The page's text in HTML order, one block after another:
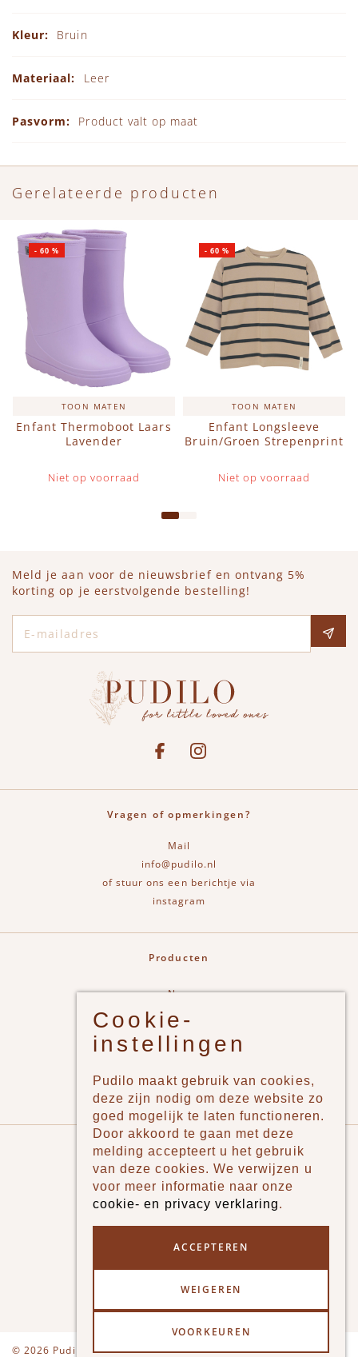
Bruin
Leer
Product valt op maat
Gerelateerde producten
TOON MATEN
Enfant Thermoboot Laars
Lavender
Niet op voorraad
-60 %
TOON MATEN
Enfant Longsleeve
Bruin/Groen Strepenprint
Niet op voorraad
-60 %
Meld je aan voor de nieuwsbrief en ontvang 5%
korting op je eerstvolgende bestelling!
See our FacebookBekijk onze Instagram pagina
Vragen of opmerkingen?
Mail
info@pudilo.nl
of stuur ons een berichtje via
instagram
Producten
New
Jongens
Meisjes
Merken
Pudilo
Over ons
Algemene voorwaarden
Klantenservice - Ruilen & Retourneren
© 2026 Pudilo DisclaimerPrivacy
Cookie-
instellingen
Pudilo maakt gebruik van cookies,
deze zijn nodig om deze website zo
goed mogelijk te laten functioneren.
Door akkoord te gaan met deze
melding accepteert u het gebruik
van deze cookies. We verwijzen u
voor meer informatie naar onze
cookie- en privacy verklaring.
ACCEPTEREN
WEIGEREN
VOORKEUREN